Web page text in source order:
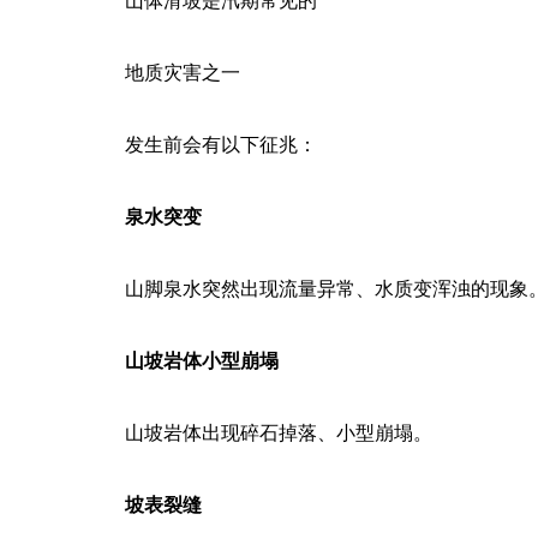
地质灾害之一
发生前会有以下征兆：
泉水突变
山脚泉水突然出现流量异常、水质变浑浊的现象
山坡岩体小型崩塌
山坡岩体出现碎石掉落、小型崩塌。
坡表裂缝